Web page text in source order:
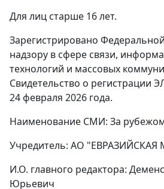
Для лиц старше 16 лет.
Зарегистрировано
надзору в сфере связи,
технологий и массовых
Свидетельство о регистрации
24 февраля 2026 года.
Наименование СМИ: За
Учредитель: АО
И.О. главного редактора:
Юрьевич